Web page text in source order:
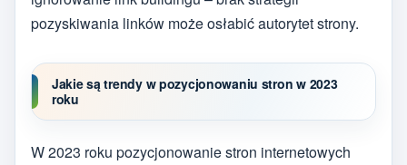
pozyskiwania linków może osłabić autorytet strony.
Jakie są trendy w pozycjonowaniu stron w 2023
roku
W 2023 roku pozycjonowanie stron internetowych